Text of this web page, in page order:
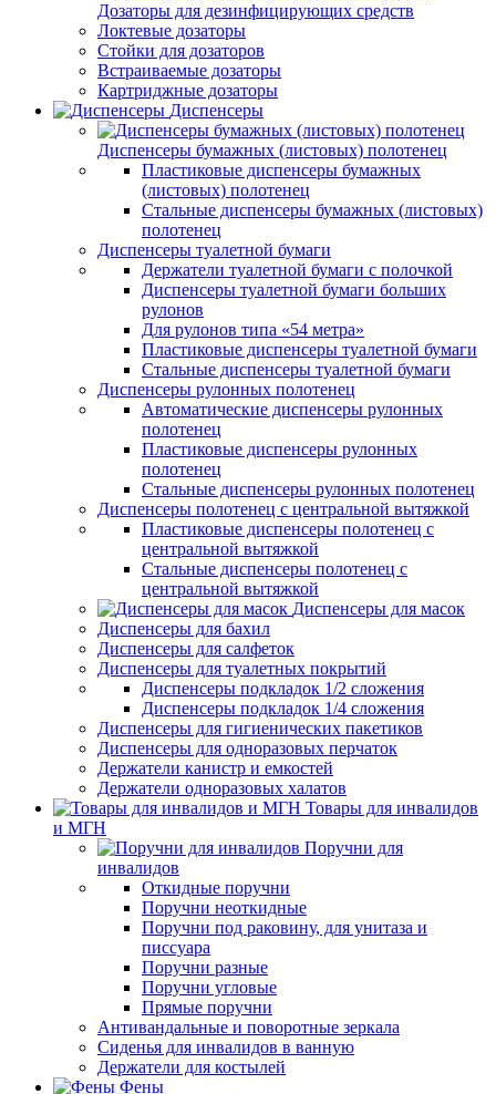
Дозаторы для дезинфицирующих средств
Локтевые дозаторы
Стойки для дозаторов
Встраиваемые дозаторы
Картриджные дозаторы
Диспенсеры
Диспенсеры бумажных (листовых) полотенец
Пластиковые диспенсеры бумажных
(листовых) полотенец
Стальные диспенсеры бумажных (листовых)
полотенец
Диспенсеры туалетной бумаги
Держатели туалетной бумаги с полочкой
Диспенсеры туалетной бумаги больших
рулонов
Для рулонов типа «54 метра»
Пластиковые диспенсеры туалетной бумаги
Стальные диспенсеры туалетной бумаги
Диспенсеры рулонных полотенец
Автоматические диспенсеры рулонных
полотенец
Пластиковые диспенсеры рулонных
полотенец
Стальные диспенсеры рулонных полотенец
Диспенсеры полотенец с центральной вытяжкой
Пластиковые диспенсеры полотенец с
центральной вытяжкой
Стальные диспенсеры полотенец с
центральной вытяжкой
Диспенсеры для масок
Диспенсеры для бахил
Диспенсеры для салфеток
Диспенсеры для туалетных покрытий
Диспенсеры подкладок 1/2 сложения
Диспенсеры подкладок 1/4 сложения
Диспенсеры для гигиенических пакетиков
Диспенсеры для одноразовых перчаток
Держатели канистр и емкостей
Держатели одноразовых халатов
Товары для инвалидов
и МГН
Поручни для
инвалидов
Откидные поручни
Поручни неоткидные
Поручни под раковину, для унитаза и
писсуара
Поручни разные
Поручни угловые
Прямые поручни
Антивандальные и поворотные зеркала
Сиденья для инвалидов в ванную
Держатели для костылей
Фены